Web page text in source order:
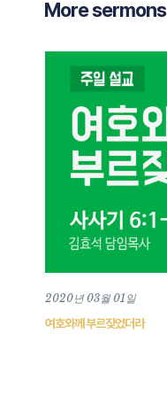
More sermons
2020년 03월 01일
여호와께 부르짖었더라